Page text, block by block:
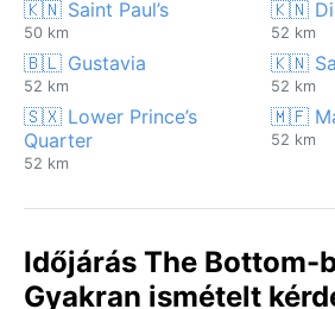
🇰🇳 Saint Paul’s
50 km
🇰🇳
52 km
🇧🇱 Gustavia
52 km
🇰🇳
52 km
🇸🇽 Lower Prince’s
Quarter
52 km
🇲🇫
52 km
Időjárás The Bottom-
Gyakran ismételt